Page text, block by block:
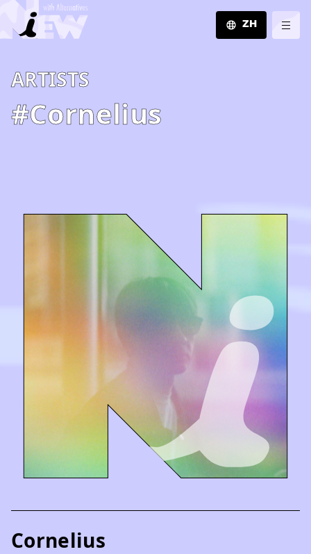
ZH
A­R­T­I­S­T­S
#Cornelius
Cornelius